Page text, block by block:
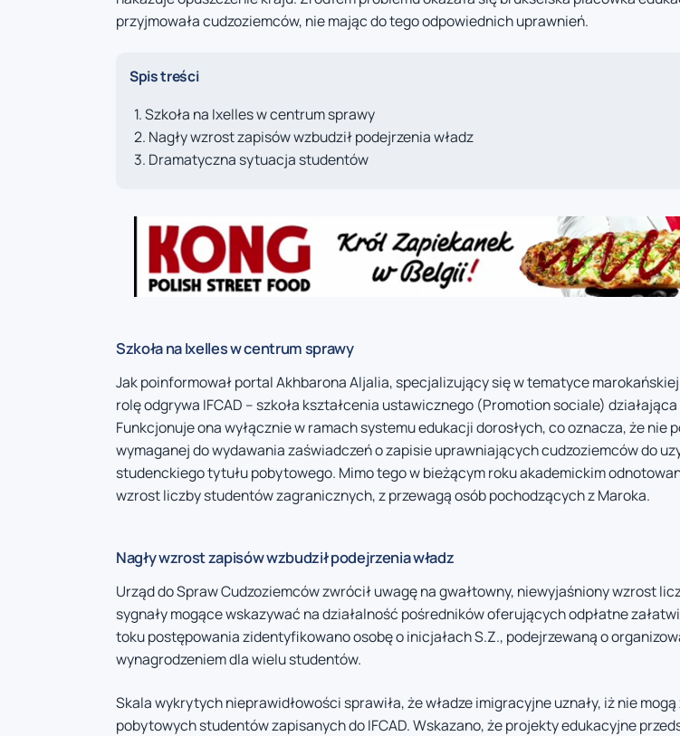
przyjmowała cudzoziemców, nie mając do tego odpowiednich uprawnień.
Spis treści
Szkoła na Ixelles w centrum sprawy
Nagły wzrost zapisów wzbudził podejrzenia władz
Dramatyczna sytuacja studentów
Szkoła na Ixelles w centrum sprawy
Jak poinformował portal Akhbarona Aljalia, specjalizujący się w tematyce
rolę odgrywa IFCAD – szkoła kształcenia ustawicznego (Promotion sociale) działająca
Funkcjonuje ona wyłącznie w ramach systemu edukacji dorosłych, co oznacza, że nie
wymaganej do wydawania zaświadczeń o zapisie uprawniających cudzoziemców do
studenckiego tytułu pobytowego. Mimo tego w bieżącym roku akademickim
wzrost liczby studentów zagranicznych, z przewagą osób pochodzących z Maroka.
Nagły wzrost zapisów wzbudził podejrzenia władz
Urząd do Spraw Cudzoziemców zwrócił uwagę na gwałtowny, niewyjaśniony wzrost
sygnały mogące wskazywać na działalność pośredników oferujących odpłatne
toku postępowania zidentyfikowano osobę o inicjałach S.Z., podejrzewaną o
wynagrodzeniem dla wielu studentów.
Skala wykrytych nieprawidłowości sprawiła, że władze imigracyjne uznały, iż nie
pobytowych studentów zapisanych do IFCAD. Wskazano, że projekty edukacyjne